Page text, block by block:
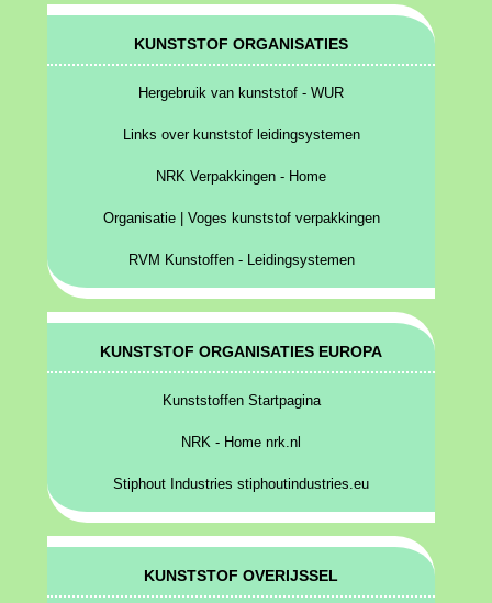
KUNSTSTOF ORGANISATIES
Hergebruik van kunststof - WUR
Links over kunststof leidingsystemen
NRK Verpakkingen - Home
Organisatie | Voges kunststof verpakkingen
RVM Kunstoffen - Leidingsystemen
KUNSTSTOF ORGANISATIES EUROPA
Kunststoffen Startpagina
NRK - Home nrk.nl
Stiphout Industries stiphoutindustries.eu
KUNSTSTOF OVERIJSSEL